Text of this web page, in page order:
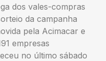
dos vales-compras
da campanha
pela Acimacar e
empresas
no último sábado